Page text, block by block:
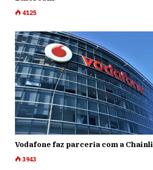
4125
Vodafone faz parceria com a
3943